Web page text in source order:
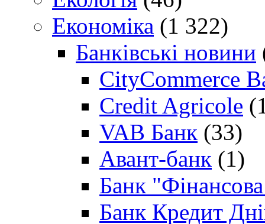
Економіка (1 322)
Банківські новини
CityCommerce
Credit Agricole
VAB Банк (33)
Авант-банк (1)
Банк "Фінансова
Банк Кредит